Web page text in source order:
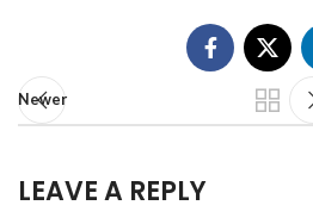
Newer
LEAVE A REPLY